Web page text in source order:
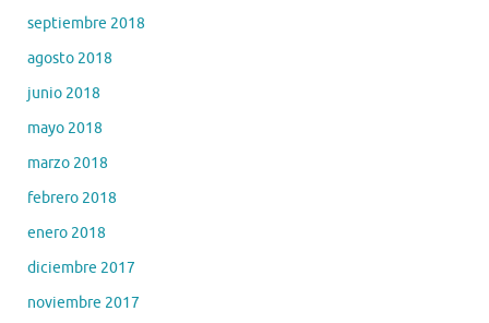
septiembre 2018
agosto 2018
junio 2018
mayo 2018
marzo 2018
febrero 2018
enero 2018
diciembre 2017
noviembre 2017